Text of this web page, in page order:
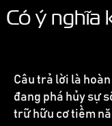
Có ý nghĩa
Câu trả lời là
đang phá hủy sự
trữ hữu cơ tiềm